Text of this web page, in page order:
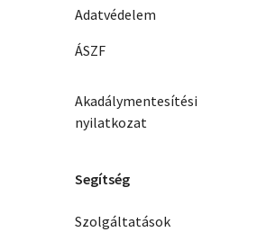
Adatvédelem
ÁSZF
Akadálymentesítési
nyilatkozat
Segítség
Szolgáltatások